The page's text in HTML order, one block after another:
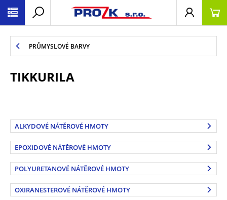
PRŮMYSLOVÉ BARVY
TIKKURILA
ALKYDOVÉ NÁTĚROVÉ HMOTY
EPOXIDOVÉ NÁTĚROVÉ HMOTY
POLYURETANOVÉ NÁTĚROVÉ HMOTY
OXIRANESTEROVÉ NÁTĚROVÉ HMOTY